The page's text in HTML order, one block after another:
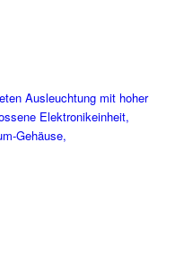
Ausleuchtung mit hoher
Elektronikeinheit,
Gehäuse,